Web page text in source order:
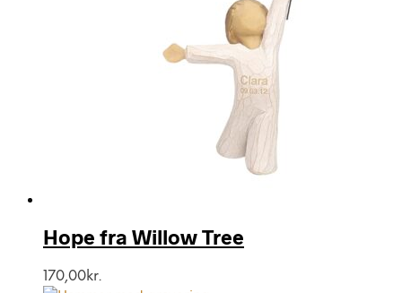
Hope fra Willow Tree
170,00kr.